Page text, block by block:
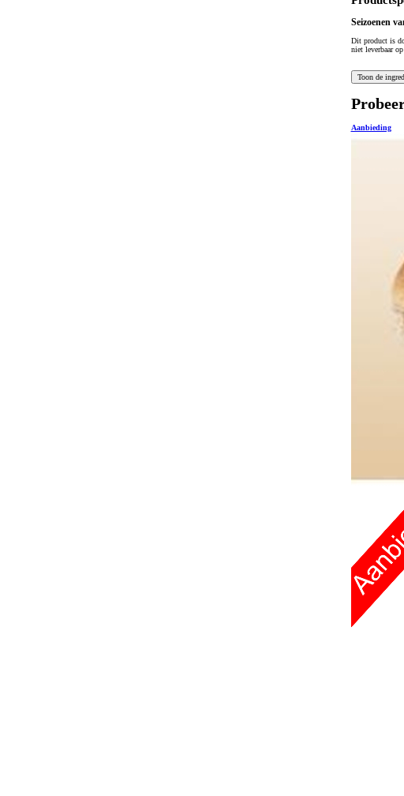
Seizoenen
Dit product is
niet leverbaar
Aanbieding